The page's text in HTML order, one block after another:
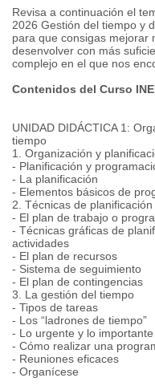
Revisa a continuación el
2026 Gestión del tiempo y
para que consigas mejorar
desenvolver con más
complejo en el que nos
Contenidos del Curso
UNIDAD DIDÁCTICA 1:
tiempo
1. Organización y
- Planificación y
- La planificación
- Elementos básicos de
2. Técnicas de
- El plan de trabajo o
- Técnicas gráficas de
actividades
- El plan de recursos
- Sistema de seguimiento
- El plan de contingencias
3. La gestión del tiempo
- Tipos de tareas
- Los “ladrones de tiempo”
- Lo urgente y lo importante
- Cómo realizar una
- Reuniones eficaces
- Organícese